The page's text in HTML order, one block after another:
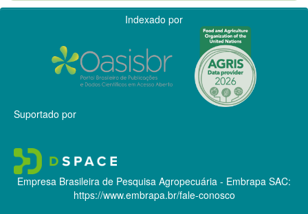
Indexado por
Suportado por
Empresa Brasileira de Pesquisa Agropecuária - Embrapa SAC:
https://www.embrapa.br/fale-conosco